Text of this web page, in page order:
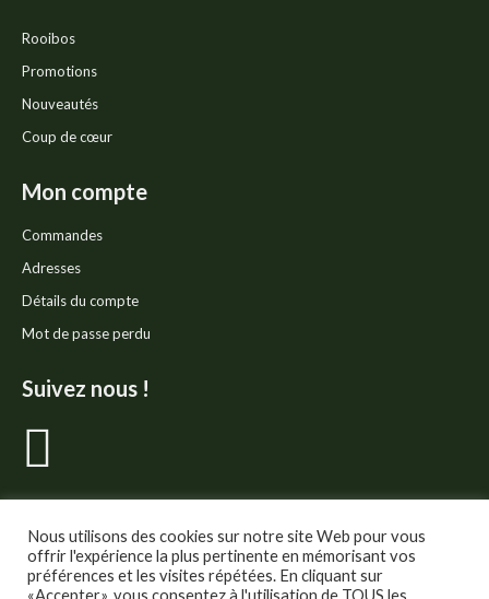
Rooibos
Promotions
Nouveautés
Coup de cœur
Mon compte
Commandes
Adresses
Détails du compte
Mot de passe perdu
Suivez nous !
page
Facebook
Nous utilisons des cookies sur notre site Web pour vous
offrir l'expérience la plus pertinente en mémorisant vos
préférences et les visites répétées. En cliquant sur
«Accepter», vous consentez à l'utilisation de TOUS les